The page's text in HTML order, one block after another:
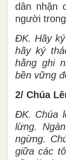
dân nhận
người
ĐK. Hãy
hãy ký
hằng ghi
bền vững
2/ Chúa
ĐK. Chúa
lừng.
ngừng.
giữa các